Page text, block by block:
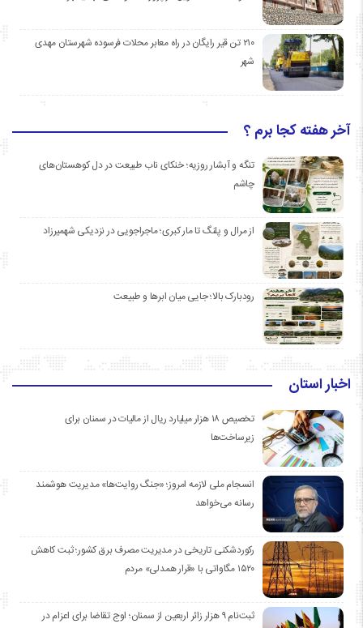
۲۱۰ تن قیر رایگان در راه معابر محلات فرسوده شهرستان مهدی
شهر
آخر هفته کجا برم ؟
تنگه و آبشار روزیه؛ خنکای ناب طبیعت در دل کوهستان‌های
چاشم
از مرال و پلنگ تا مار کبری؛ ماجراجویی در نزدیکی شهمیرزاد
رودبارک بالا؛ جایی میان ابرها و طبیعت
اخبار استان
تخصیص ۱۸ هزار میلیارد ریال از مالیات در سمنان برای
زیرساخت‌ها
انسجام ملی لازمه امروز؛ «جنگ روایت‌ها» مدیریت هوشمند
رسانه می‌خواهد
رکوردشکنی تاریخی در مدیریت مصرف برق کشور؛ ثبت کاهش
۱۵۲۰ مگاواتی با «قرار همدلی» مردم
ثبت‌نام ۹ هزار زائر اربعین از سمنان؛ اوج تقاضا برای اعزام در